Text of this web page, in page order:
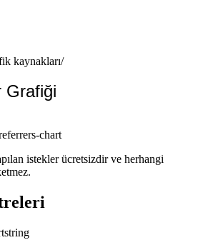
kaynakları/
Grafiği
chart
istekler ücretsizdir ve herhangi
string